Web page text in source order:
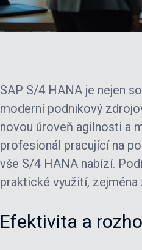
SAP S/4 HANA je nejen
moderní podnikový
novou úroveň agilnosti a
profesionál pracující na
vše S/4 HANA nabízí.
praktické využití, zejména
Efektivita a